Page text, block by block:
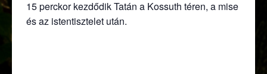
15 perckor kezdődik Tatán a Kossuth téren, a mise
és az istentisztelet után.